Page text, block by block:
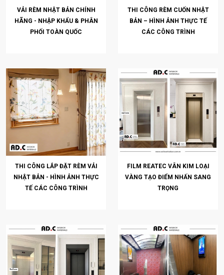
VẢI RÈM NHẬT BẢN CHÍNH
HÃNG - NHẬP KHẨU & PHÂN
PHỐI TOÀN QUỐC
THI CÔNG RÈM CUỐN NHẬT
BẢN – HÌNH ẢNH THỰC TẾ
CÁC CÔNG TRÌNH
THI CÔNG LẮP ĐẶT RÈM VẢI
NHẬT BẢN - HÌNH ẢNH THỰC
TẾ CÁC CÔNG TRÌNH
FILM REATEC VÂN KIM LOẠI
VÀNG TẠO ĐIỂM NHẤN SANG
TRỌNG